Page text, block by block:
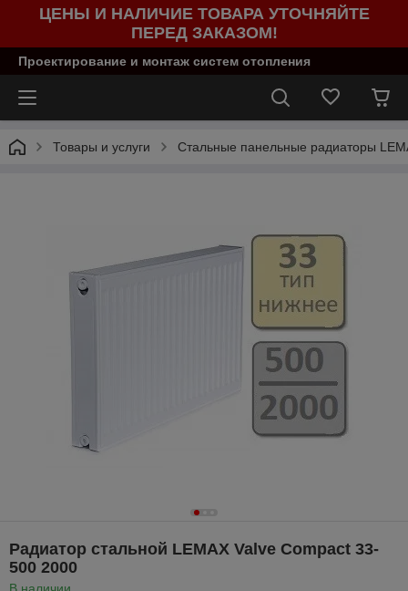
ЦЕНЫ И НАЛИЧИЕ ТОВАРА УТОЧНЯЙТЕ
ПЕРЕД ЗАКАЗОМ!
Проектирование и монтаж систем отопления
Товары и услуги Стальные панельные радиаторы
Радиатор стальной LEMAX Valve Compact 33-
500 2000
В наличии